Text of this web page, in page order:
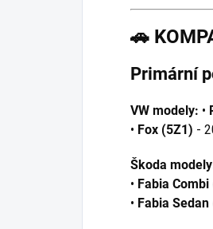
🚗
Primární
VW modely: •
• Fox (5Z1) -
Škoda
• Fabia Combi
• Fabia Sedan